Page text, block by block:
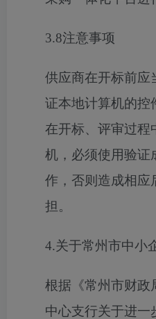
3.8注意事项
供应商在开标前应
证本地计算机的控
在开标、评审过程
机，必须使用验证
作，否则造成相应
担。
4.关于常州市中小
根据《常州市财政
中心支行关于进一